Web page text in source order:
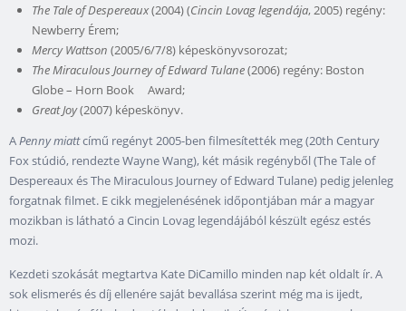
The Tale of Despereaux(2004) (Cincin Lovag legendája, 2005) regény:
Newberry Érem;
Mercy Wattson (2005/6/7/8) képeskönyvsorozat;
The Miraculous Journey of Edward Tulane(2006) regény: Boston
Globe – Horn Book Award;
Great Joy(2007) képeskönyv.
APenny miattcímű regényt 2005-ben filmesítették meg (20th Century
Fox stúdió, rendezte Wayne Wang), két másik regényből (The Tale of
Despereaux és The Miraculous Journey of Edward Tulane) pedig jelenleg
forgatnak filmet. E cikk megjelenésének időpontjában már a magyar
mozikban is látható a Cincin Lovag legendájából készült egész estés
mozi.
Kezdeti szokását megtartva Kate DiCamillo minden nap két oldalt ír. A
sok elismerés és díj ellenére saját bevallása szerint még ma is ijedt,